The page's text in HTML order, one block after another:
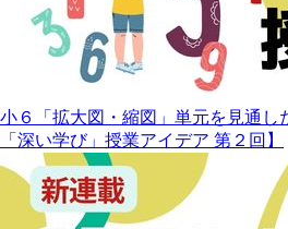
小６「拡大図・縮図」単元を見通し
「深い学び」授業アイデア 第２回】